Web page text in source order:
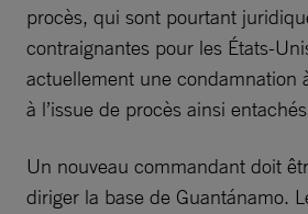
procès, qui sont pourtant
contraignantes pour les États-
actuellement une condamnation
à l’issue de procès ainsi
Un nouveau commandant doit
diriger la base de Guantánamo.